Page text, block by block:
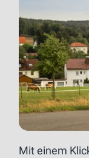
Mit einem